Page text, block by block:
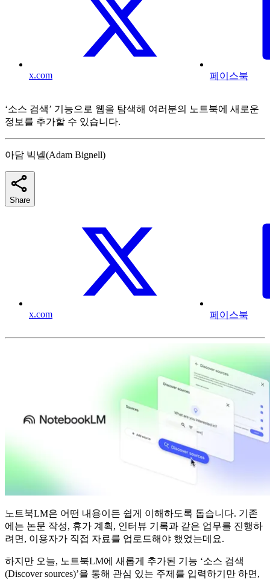
x.com 페이스북
‘소스 검색’ 기능으로 웹을 탐색해 여러분의 노트북에 새로운
정보를 추가할 수 있습니다.
아담 빅넬(Adam Bignell)
Share
x.com 페이스북
노트북LM은 어떤 내용이든 쉽게 이해하도록 돕습니다. 기존
에는 논문 작성, 휴가 계획, 인터뷰 기록과 같은 업무를 진행하
려면, 이용자가 직접 자료를 업로드해야 했었는데요.
하지만 오늘, 노트북LM에 새롭게 추가된 기능 ‘소스 검색
(Discover sources)’을 통해 관심 있는 주제를 입력하기만 하면,